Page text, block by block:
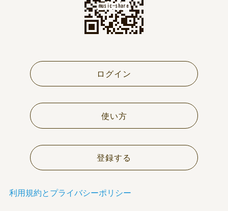
ログイン
使い方
登録する
利用規約とプライバシーポリシー